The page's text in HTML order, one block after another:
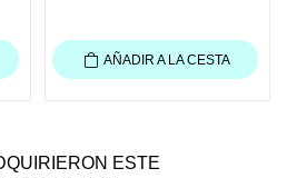
AÑADIR A LA CESTA
ESTE